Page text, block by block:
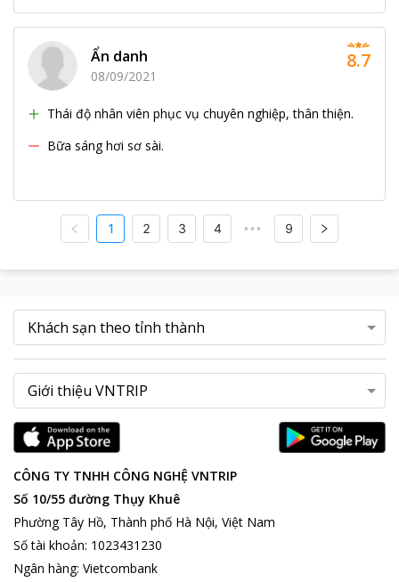
Ẩn danh
08/09/2021
Thái độ nhân viên phục vụ chuyên nghiệp, thân thiện.
Bữa sáng hơi sơ sài.
8.7
1 2 3 4 ••• 9
CÔNG TY TNHH CÔNG NGHỆ VNTRIP
Số 10/55 đường Thụy Khuê
Phường Tây Hồ, Thành phố Hà Nội, Việt Nam
Số tài khoản: 1023431230
Ngân hàng: Vietcombank